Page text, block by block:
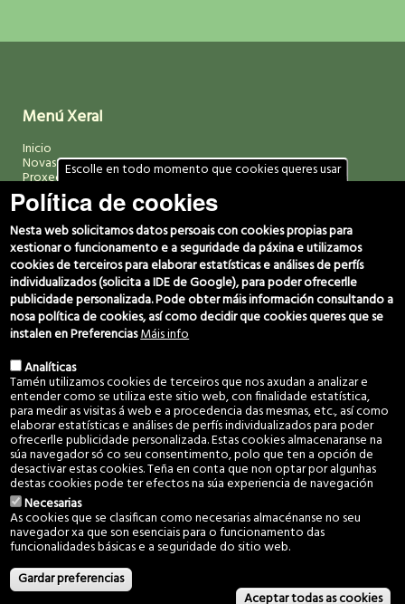
Menú Xeral
Inicio
Novas
Proxectos
Media
Biblioteca
Comunidade
Contacto
Horario Oficiña
Luns a Venres. 8am 14pm
Localización
Comunidade de Montes Veciñais en Man Común de Vincios
Piñeiro 22, Vincios
36316 Gondomar
(Pontevedra)
Datos de contacto
666 029 280
607 060 949
Escolle en todo momento que cookies queres usar
Política de cookies
Nesta web solicitamos datos persoais con cookies propias para
xestionar o funcionamento e a seguridade da páxina e utilizamos
cookies de terceiros para elaborar estatísticas e análises de perfís
individualizados (solicita a IDE de Google), para poder ofrecerlle
publicidade personalizada. Pode obter máis información consultando a
nosa política de cookies, así como decidir que cookies queres que se
instalen en PreferenciasMáis info
Analíticas
Tamén utilizamos cookies de terceiros que nos axudan a analizar e
entender como se utiliza este sitio web, con finalidade estatística,
para medir as visitas á web e a procedencia das mesmas, etc., así como
elaborar estatísticas e análises de perfís individualizados para poder
ofrecerlle publicidade personalizada. Estas cookies almacenaranse na
súa navegador só co seu consentimento, polo que ten a opción de
desactivar estas cookies. Teña en conta que non optar por algunhas
destas cookies pode ter efectos na súa experiencia de navegación
Necesarias
As cookies que se clasifican como necesarias almacénanse no seu
navegador xa que son esenciais para o funcionamento das
funcionalidades básicas e a seguridade do sitio web.
Gardar preferencias
Aceptar todas as cookies